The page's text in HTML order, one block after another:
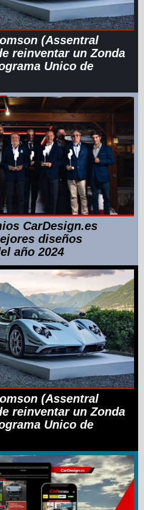
(Assentral
reinventar un Zonda
Unico de
CarDesign.es
diseños
año 2024
(Assentral
reinventar un Zonda
Unico de